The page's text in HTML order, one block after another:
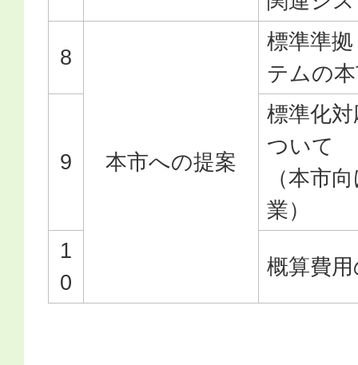
8
本市への提案
標準準
テムの
9
標準化
ついて
（本市
業）
1
0
概算費